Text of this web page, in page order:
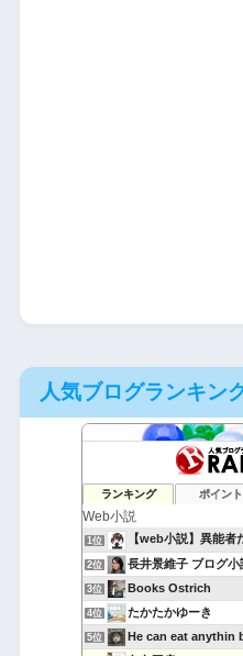
人気ブログランキン
ランキング ポイント
1位 【web小説】異能者
2位 長井景維子 ブログ小
3位 Books Ostrich
4位 たかたかゆーき
5位 He can eat anythin